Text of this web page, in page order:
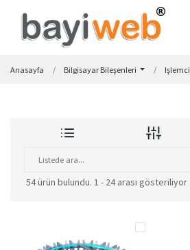
Anasayfa Bilgisayar Bileşenleri Işlemci
54 ürün bulundu. 1 - 24 arası gösteriliyor